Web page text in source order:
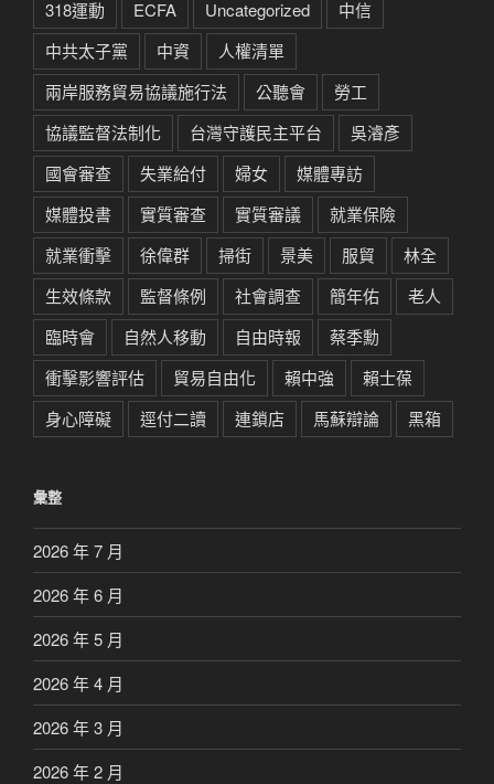
318運動 ECFA Uncategorized
中信
中共太子黨
中資
人權清單
兩岸服務貿易協議施行法
公聽會
勞工
協議監督法制化
台灣守護民主平台
吳濬彥
國會審查
失業給付 婦女
媒體專訪
媒體投書
實質審查 實質審議
就業保險
就業衝擊
徐偉群 掃街 景美 服貿
林全
生效條款
監督條例 社會調查 簡年佑
老人
臨時會
自然人移動 自由時報
蔡季勳
衝擊影響評估
貿易自由化 賴中強
賴士葆
身心障礙
逕付二讀 連鎖店 馬蘇辯論 黑箱
彙整
2026 年 7 月
2026 年 6 月
2026 年 5 月
2026 年 4 月
2026 年 3 月
2026 年 2 月